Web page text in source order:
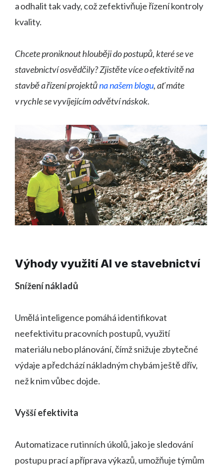
a odhalit tak vady, což zefektivňuje řízení kontroly
kvality.
Chcete proniknout hlouběji do postupů, které se ve
stavebnictví osvědčily? Zjistěte více o efektivitě na
stavbě a řízení projektůna našem blogu, ať máte
v rychle se vyvíjejícím odvětví náskok.
Výhody využití AI ve stavebnictví
Snížení nákladů
Umělá inteligence pomáhá identifikovat
neefektivitu pracovních postupů, využití
materiálu nebo plánování, čímž snižuje zbytečné
výdaje a předchází nákladným chybám ještě dřív,
než k nim vůbec dojde.
Vyšší efektivita
Automatizace rutinních úkolů, jako je sledování
postupu prací a příprava výkazů, umožňuje týmům